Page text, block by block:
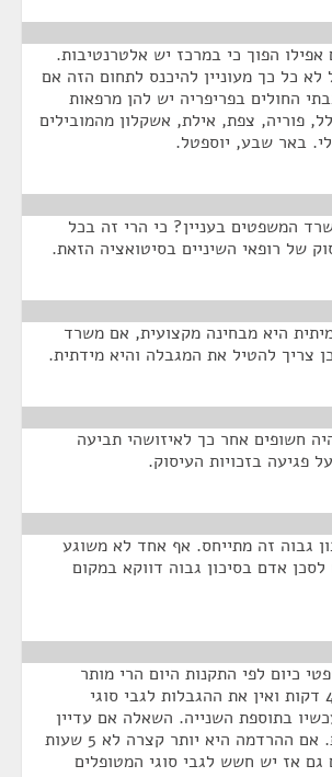
הפוך כי במרכז יש אלטרנטיבות.
לא כל כך מעוניין להיכנס לתחום הזה אם
החולים בפריפריה יש להן מרפאות
פוריה, צפת, אילת, אשקלון מהמובילים
באר שבע, יוספטל.
המשפטים בעניין? כי הרי זה בכל
של רופאי השיניים בסיטואציה הזאת.
היא מבחינה מקצועית, אם משרד
צריך להטיל את המגבלה והיא מידתית.
חשופים אחר כך לאיזושהי תביעה
פגיעה בזכויות העיסוק.
גבוה זה מתייחס. אף אחד לא משוגע
אדם בסיכון גבוה דווקא במקום
כיום לפי התקנות היום הרי מותר
להרדים אדם עד 40 דקות ואין את ההגבלות לגבי סוגי
בתוספת השנייה. השאלה אם עדיין
קיים חשש לבריאות. אם ההרדמה היא יותר קצרה לא 5 שעות
האם גם אז יש חשש לגבי סוגי המטופלים